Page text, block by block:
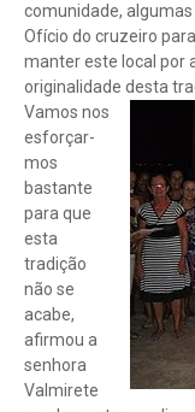
comunidade,
Ofício do cruzeiro
manter este local por
originalidade desta
Vamos nos
esforçar-
mos
bastante
para que
esta
tradição
não se
acabe,
afirmou a
senhora
Valmirete